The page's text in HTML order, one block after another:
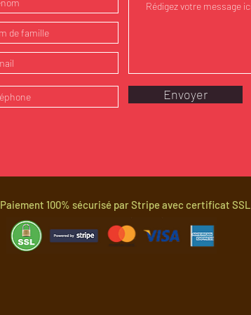
Envoyer
Paiement 100% sécurisé par Stripe avec certificat SSL